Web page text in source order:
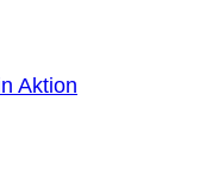
Aktion